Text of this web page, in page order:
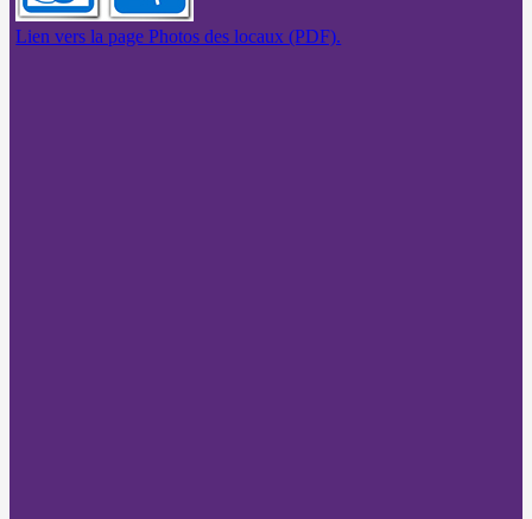
Lien vers la page Photos des locaux (PDF).